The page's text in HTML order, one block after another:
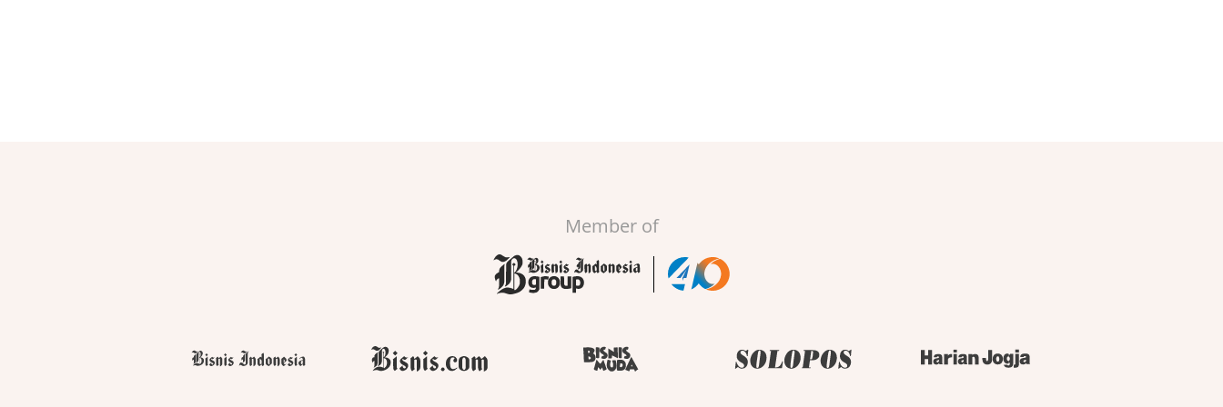
Member of